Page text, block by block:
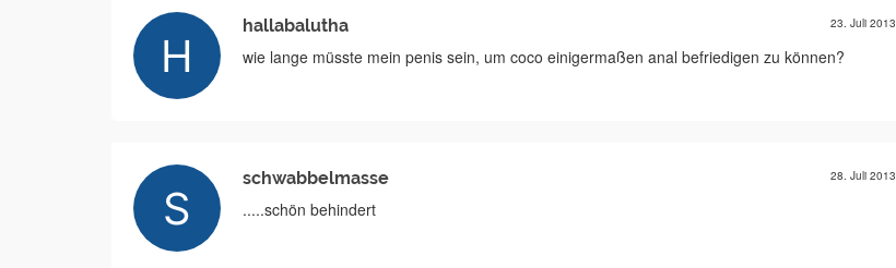
hallabalutha 23. Juli 2013
wie lange müsste mein penis sein, um coco einigermaßen anal befriedigen zu können?
schwabbelmasse 28. Juli 2013
.....schön behindert